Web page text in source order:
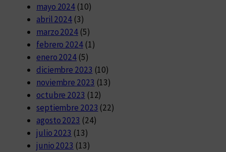
mayo 2024 (10)
abril 2024 (3)
marzo 2024 (5)
febrero 2024(1)
enero 2024 (5)
diciembre 2023 (10)
noviembre 2023 (13)
octubre 2023 (12)
septiembre 2023 (22)
agosto 2023 (24)
julio 2023 (13)
junio 2023 (13)